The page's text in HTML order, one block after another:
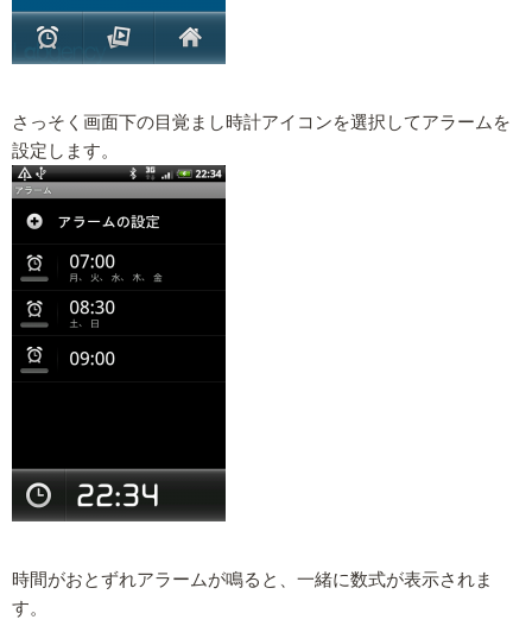
さっそく画面下の目覚まし時計アイコンを選択してアラームを
設定します。
時間がおとずれアラームが鳴ると、一緒に数式が表示されま
す。